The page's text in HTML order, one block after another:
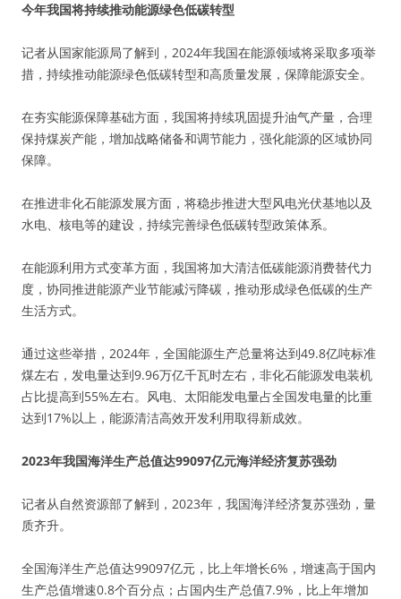
今年我国将持续推动能源绿色低碳转型
记者从国家能源局了解到，2024年我国在能源领域将采取多项举
措，持续推动能源绿色低碳转型和高质量发展，保障能源安全。
在夯实能源保障基础方面，我国将持续巩固提升油气产量，合理
保持煤炭产能，增加战略储备和调节能力，强化能源的区域协同
保障。
在推进非化石能源发展方面，将稳步推进大型风电光伏基地以及
水电、核电等的建设，持续完善绿色低碳转型政策体系。
在能源利用方式变革方面，我国将加大清洁低碳能源消费替代力
度，协同推进能源产业节能减污降碳，推动形成绿色低碳的生产
生活方式。
通过这些举措，2024年，全国能源生产总量将达到49.8亿吨标准
煤左右，发电量达到9.96万亿千瓦时左右，非化石能源发电装机
占比提高到55%左右。风电、太阳能发电量占全国发电量的比重
达到17%以上，能源清洁高效开发利用取得新成效。
2023年我国海洋生产总值达99097亿元海洋经济复苏强劲
记者从自然资源部了解到，2023年，我国海洋经济复苏强劲，量
质齐升。
全国海洋生产总值达99097亿元，比上年增长6%，增速高于国内
生产总值增速0.8个百分点；占国内生产总值7.9%，比上年增加